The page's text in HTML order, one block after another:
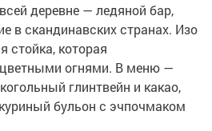
деревне — ледяной бар,
в скандинавских странах. Изо
стойка, которая
огнями. В меню —
глинтвейн и какао,
бульон с эчпочмаком